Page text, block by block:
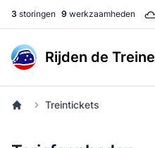
3 storingen 9 werkzaamheden
Rijden de
Treintickets